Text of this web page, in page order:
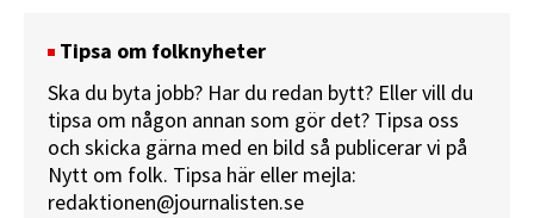
Tipsa om folknyheter
Ska du byta jobb? Har du redan bytt? Eller vill du
tipsa om någon annan som gör det? Tipsa oss
och skicka gärna med en bild så publicerar vi på
Nytt om folk. Tipsa här eller mejla:
redaktionen@journalisten.se